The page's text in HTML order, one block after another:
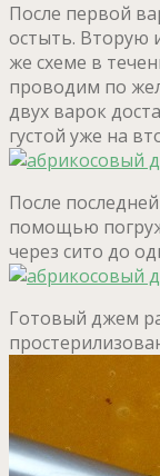
После первой
остыть. Вторую
же схеме в
проводим по
двух варок
густой уже на
После
помощью
через сито до
Готовый джем